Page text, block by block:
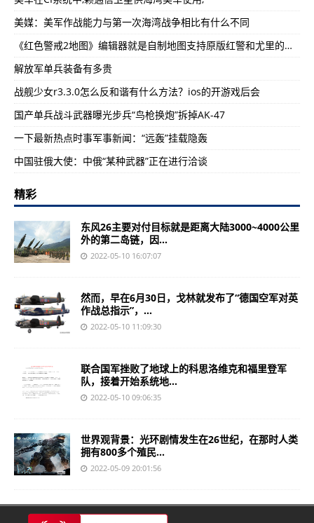
美媒：美军作战能力与第一次海湾战争相比有什么不同
《红色警戒2地图》编辑器就是自制地图支持原版红警和尤里的复仇
解放军单兵装备有多贵
战舰少女r3.3.0怎么反和谐有什么方法？ios的开游戏后会
国产单兵战斗武器曝光步兵“鸟枪换炮”拆掉AK-47
一下最新热点时事军事新闻：“远轰”挂载隐轰
中国驻俄大使：中俄“某种武器”正在进行洽谈
精彩
东风26主要对付目标就是距离大陆3000~4000公里
外的第二岛链，因...
2022-05-10 16:07:07
然而，早在6月30日，戈林就发布了“德国空军对英
作战总指示”，...
2022-05-10 11:09:30
联合国军挫败了地球上的科思洛维克和福里登军
队，接着开始系统地...
2022-05-10 09:06:35
世界观背景：光环剧情发生在26世纪，在那时人类
拥有800多个殖民...
2022-05-09 20:01:56